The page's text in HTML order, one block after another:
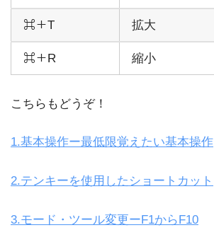
⌘＋T 拡大
⌘＋R 縮小
こちらもどうぞ！
1.基本操作ー最低限覚えたい基本操作
2.テンキーを使用したショートカット
3.モード・ツール変更ーF1からF10